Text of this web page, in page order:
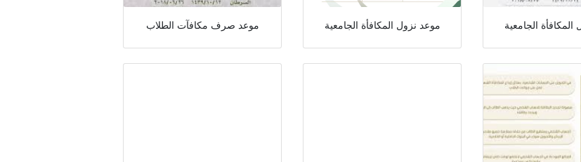
موعد صرف مكافآت الطلاب موعد نزول المكافأة الجامعية الجامعية